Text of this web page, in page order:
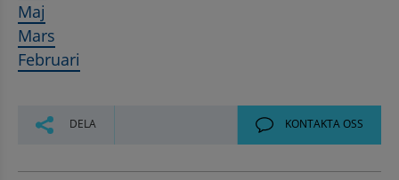
Maj
Mars
Februari
DELA KONTAKTA OSS